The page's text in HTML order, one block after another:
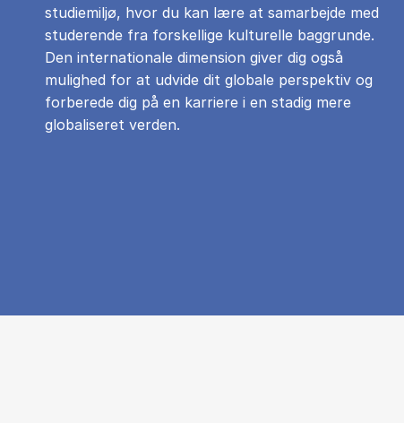
studiemiljø, hvor du kan lære at samarbejde med
studerende fra forskellige kulturelle baggrunde.
Den internationale dimension giver dig også
mulighed for at udvide dit globale perspektiv og
forberede dig på en karriere i en stadig mere
globaliseret verden.